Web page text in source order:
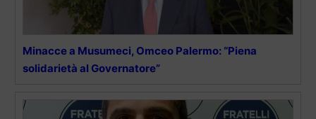
Minacce a Musumeci, Omceo Palermo: “Piena
solidarietà al Governatore”